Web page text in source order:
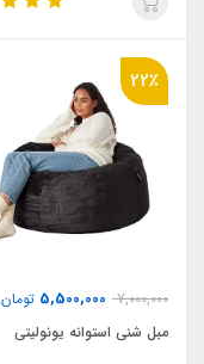
22٪
7,000,000
5,500,000 تومان
مبل شنی استوانه یونولیتی